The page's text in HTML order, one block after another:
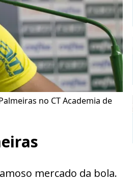
no CT Academia de
mercado da bola.